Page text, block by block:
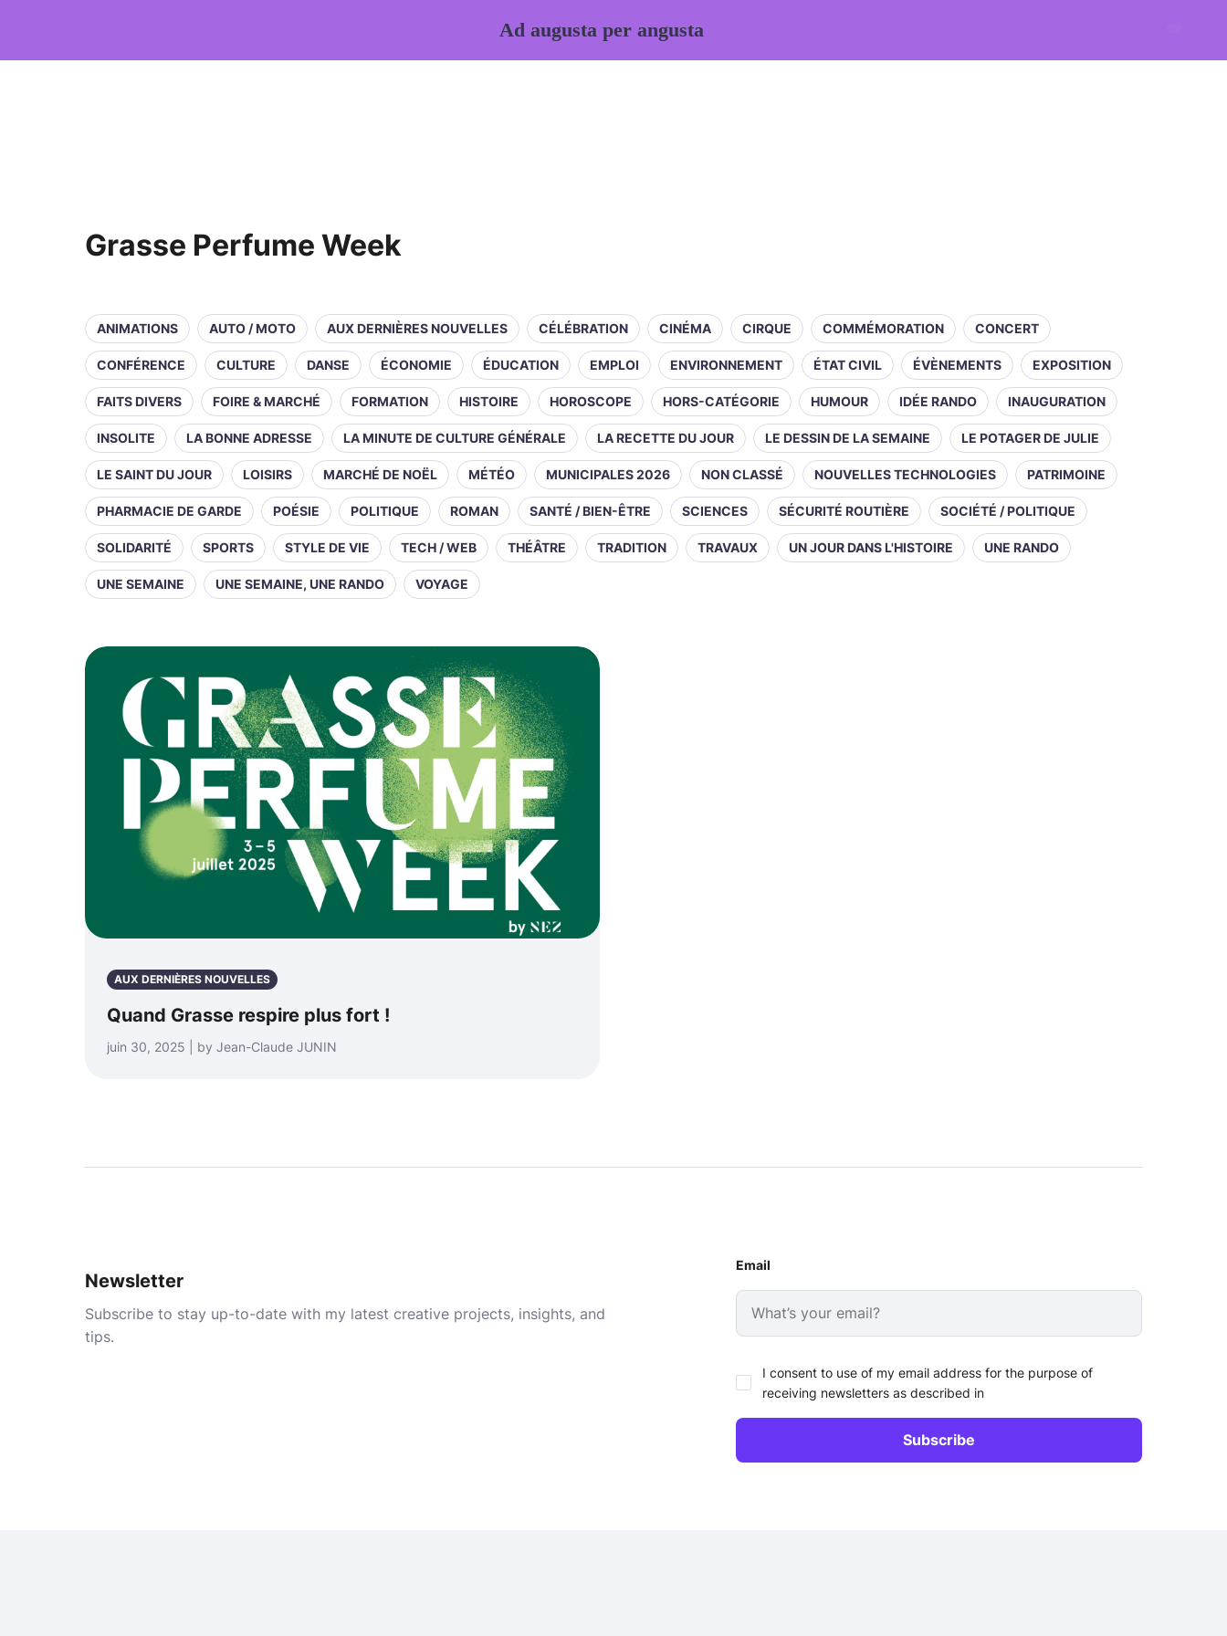
Grasse Perfume Week
ANIMATIONS AUTO / MOTO AUX DERNIÈRES NOUVELLES CÉLÉBRATION CINÉMA CIRQUE COMMÉMORATION CONCERT
CONFÉRENCE CULTURE DANSE ÉCONOMIE ÉDUCATION EMPLOI ENVIRONNEMENT ÉTAT CIVIL ÉVÈNEMENTS EXPOSITION
FAITS DIVERS FOIRE & MARCHÉ FORMATION HISTOIRE HOROSCOPE HORS-CATÉGORIE HUMOUR IDÉE RANDO INAUGURATION
INSOLITE LA BONNE ADRESSE LA MINUTE DE CULTURE GÉNÉRALE LA RECETTE DU JOUR LE DESSIN DE LA SEMAINE LE POTAGER DE JULIE
LE SAINT DU JOUR LOISIRS MARCHÉ DE NOËL MÉTÉO MUNICIPALES 2026 NON CLASSÉ NOUVELLES TECHNOLOGIES PATRIMOINE
PHARMACIE DE GARDE POÉSIE POLITIQUE ROMAN SANTÉ / BIEN-ÊTRE SCIENCES SÉCURITÉ ROUTIÈRE SOCIÉTÉ / POLITIQUE
SOLIDARITÉ SPORTS STYLE DE VIE TECH / WEB THÉÂTRE TRADITION TRAVAUX UN JOUR DANS L'HISTOIRE UNE RANDO
UNE SEMAINE UNE SEMAINE, UNE RANDO VOYAGE
AUX DERNIÈRES NOUVELLES
Quand Grasse respire plus fort !
juin 30, 2025 | by Jean-Claude JUNIN
Newsletter
Subscribe to stay up-to-date with my latest creative projects, insights, and
tips.
Email
I consent to use of my email address for the purpose of
receiving newsletters as described in
Ad augusta per angusta